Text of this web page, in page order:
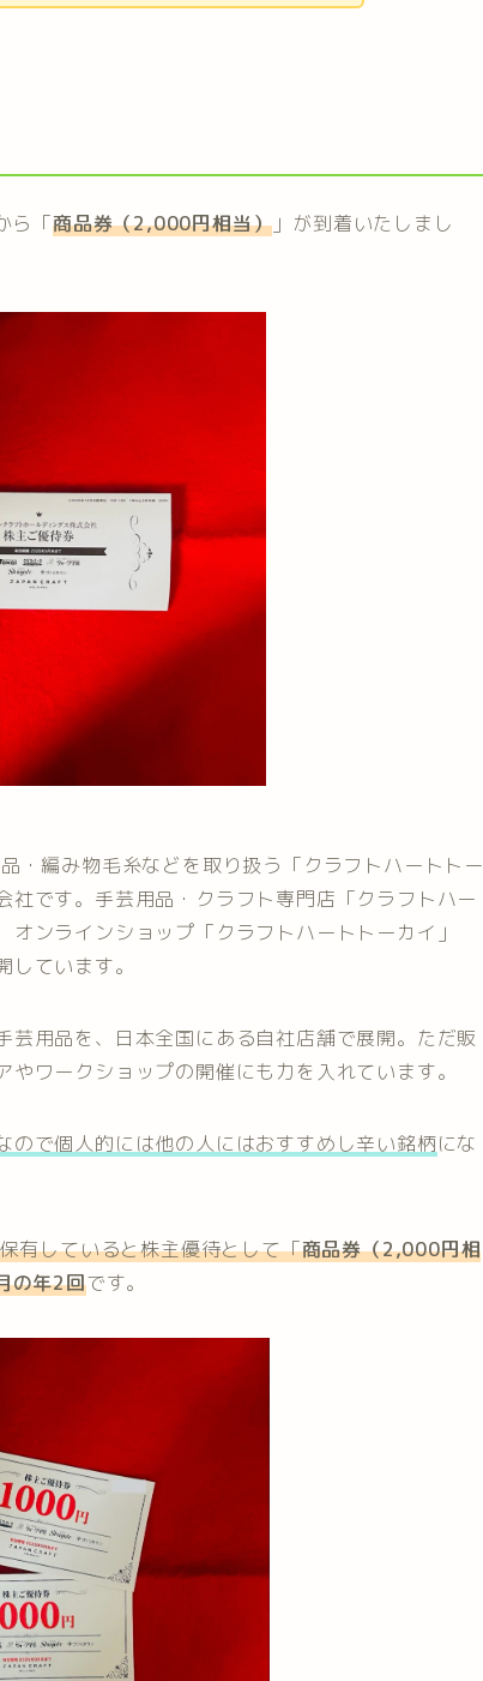
ら「商品券（2,000円相当） 」が到着いたしまし
・編み物毛糸などを取り扱う「クラフトハートトー
です。手芸用品・クラフト専門店「クラフトハー
ンラインショップ「クラフトハートトーカイ」
ています。
芸用品を、日本全国にある自社店舗で展開。ただ販
ワークショップの開催にも力を入れています。
ので個人的には他の人にはおすすめし辛い銘柄にな
有していると株主優待として「商品券（2,000円相
の年2回です。